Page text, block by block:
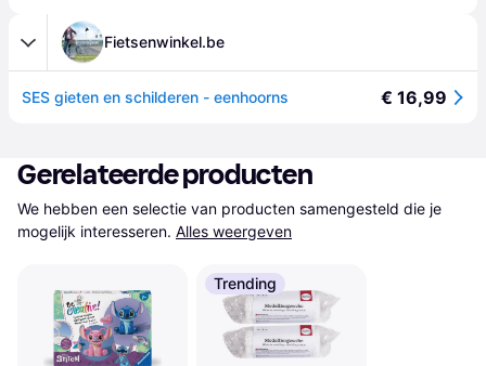
Fietsenwinkel.be
SES gieten en schilderen - eenhoorns € 16,99
Gerelateerde producten
We hebben een selectie van producten samengesteld die je
mogelijk interesseren. Alles weergeven
Trending